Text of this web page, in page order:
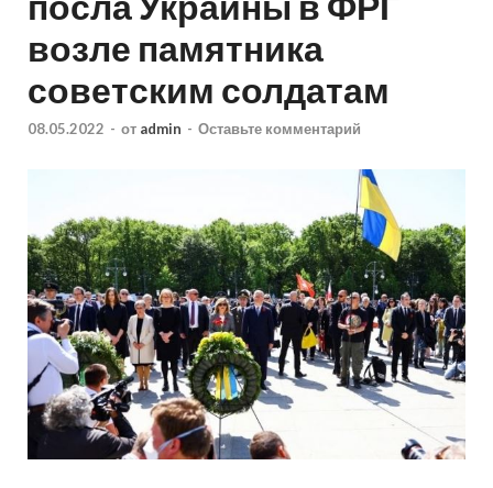
возле памятника
советским солдатам
08.05.2022 - от admin - Оставьте комментарий